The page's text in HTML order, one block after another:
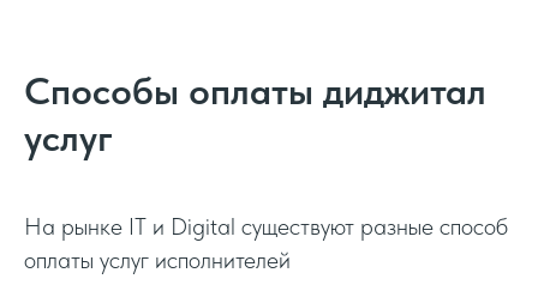
Способы оплаты диджитал
услуг
На рынке IT и Digital существуют разные способ
оплаты услуг исполнителей